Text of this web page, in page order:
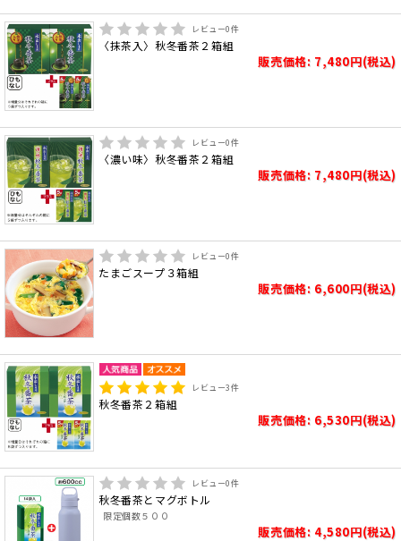
レビュー0件
〈抹茶入〉秋冬番茶２箱組
販売価格: 7,480円(税込)
レビュー0件
〈濃い味〉秋冬番茶２箱組
販売価格: 7,480円(税込)
レビュー0件
たまごスープ３箱組
販売価格: 6,600円(税込)
レビュー3件
秋冬番茶２箱組
販売価格: 6,530円(税込)
レビュー0件
秋冬番茶とマグボトル
限定個数５００
販売価格: 4,580円(税込)